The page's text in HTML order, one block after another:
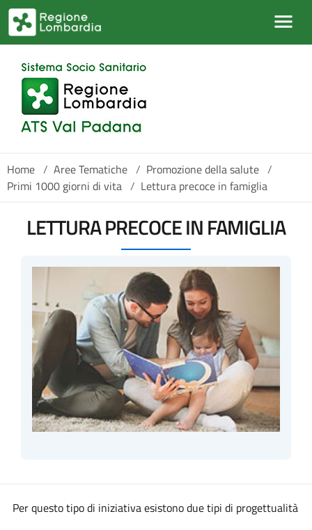
Salta al contenuto principale
Home / Aree Tematiche / Promozione della salute /
Primi 1000 giorni di vita / Lettura precoce in famiglia
LETTURA PRECOCE IN FAMIGLIA
Per questo tipo di iniziativa esistono due tipi di progettualità